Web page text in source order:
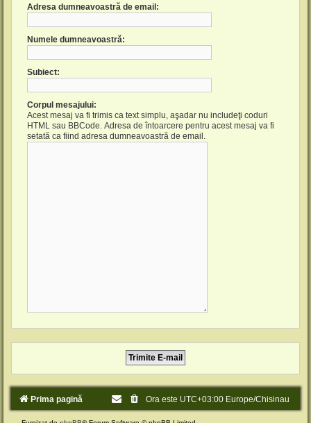
Adresa dumneavoastră de email:
Numele dumneavoastră:
Subiect:
Corpul mesajului:
Acest mesaj va fi trimis ca text simplu, aşadar nu includeţi coduri
HTML sau BBCode. Adresa de întoarcere pentru acest mesaj va fi
setată ca fiind adresa dumneavoastră de email.
Prima pagină Ora este UTC+03:00 Europe/Chisinau